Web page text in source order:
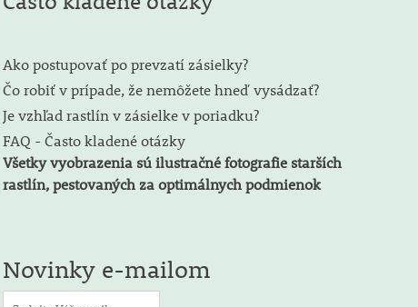
Ako postupovať po prevzatí zásielky?
Čo robiť v prípade, že nemôžete hneď vysádzať?
Je vzhľad rastlín v zásielke v poriadku?
FAQ - Často kladené otázky
Všetky vyobrazenia sú ilustračné fotografie starších
rastlín, pestovaných za optimálnych podmienok
Novinky e-mailom